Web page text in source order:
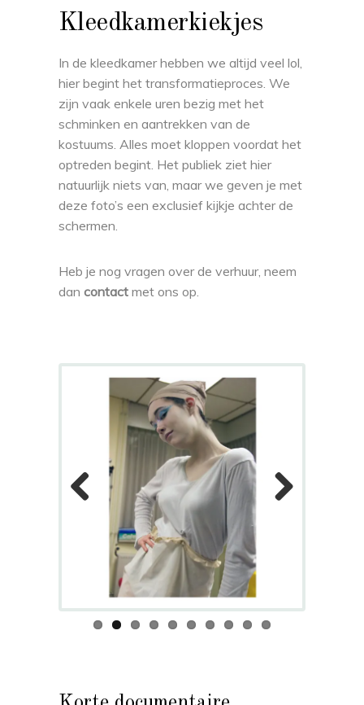
Kleedkamerkiekjes
In de kleedkamer hebben we altijd veel lol,
hier begint het transformatieproces. We
zijn vaak enkele uren bezig met het
schminken en aantrekken van de
kostuums. Alles moet kloppen voordat het
optreden begint. Het publiek ziet hier
natuurlijk niets van, maar we geven je met
deze foto’s een exclusief kijkje achter de
schermen.
Heb je nog vragen over de verhuur, neem
dan contactmet ons op.
Previous